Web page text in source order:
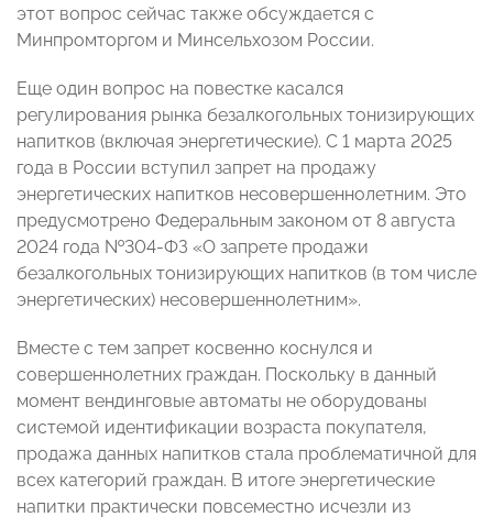
этот вопрос сейчас также обсуждается с
Минпромторгом и Минсельхозом России.
Еще один вопрос на повестке касался
регулирования рынка безалкогольных тонизирующих
напитков (включая энергетические). С 1 марта 2025
года в России вступил запрет на продажу
энергетических напитков несовершеннолетним. Это
предусмотрено Федеральным законом от 8 августа
2024 года №304-ФЗ «О запрете продажи
безалкогольных тонизирующих напитков (в том числе
энергетических) несовершеннолетним».
Вместе с тем запрет косвенно коснулся и
совершеннолетних граждан. Поскольку в данный
момент вендинговые автоматы не оборудованы
системой идентификации возраста покупателя,
продажа данных напитков стала проблематичной для
всех категорий граждан. В итоге энергетические
напитки практически повсеместно исчезли из